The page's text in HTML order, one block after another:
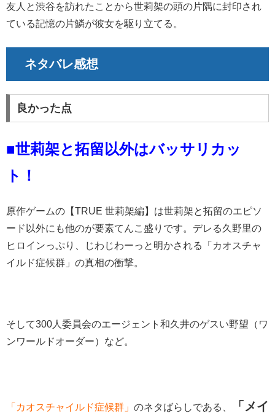
友人と渋谷を訪れたことから世莉架の頭の片隅に封印され
ている記憶の片鱗が彼女を駆り立てる。
ネタバレ感想
良かった点
■世莉架と拓留以外はバッサリカッ
ト！
原作ゲームの【TRUE 世莉架編】は世莉架と拓留のエピソ
ード以外にも他のが要素てんこ盛りです。デレる久野里の
ヒロインっぷり、じわじわーっと明かされる「カオスチャ
イルド症候群」の真相の衝撃。
そして300人委員会のエージェント和久井のゲスい野望（ワ
ンワールドオーダー）など。
「カオスチャイルド症候群」 のネタばらしである、 「 メイ